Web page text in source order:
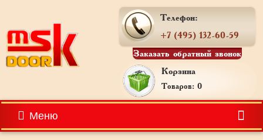
Телефон:
+7 (495) 132-60-59
Заказать обратный звонок
Корзина
Товаров: 0
Меню